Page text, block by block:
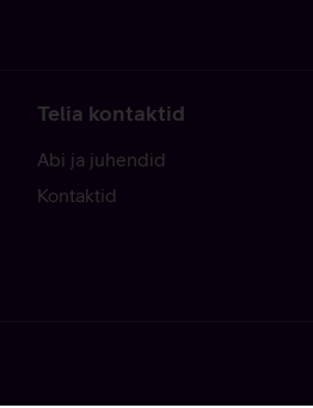
Telia kontaktid
Abi ja juhendid
Kontaktid